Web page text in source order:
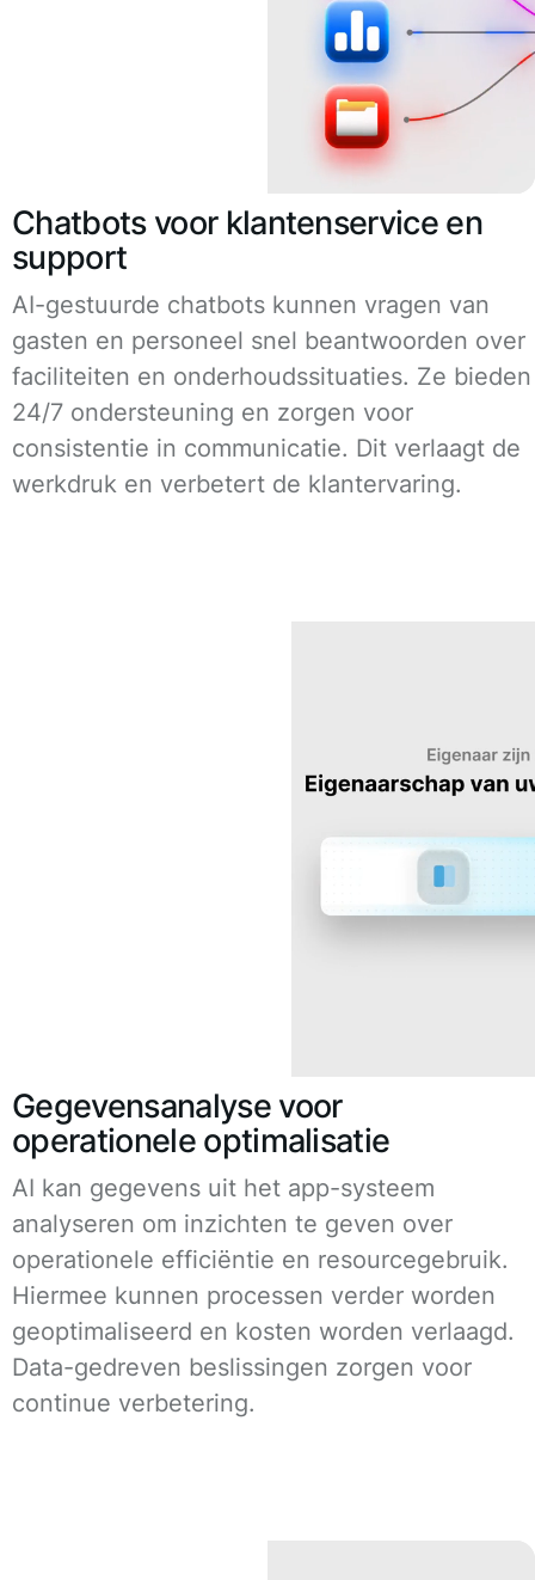
Chatbots voor klantenservice en
support
AI-gestuurde chatbots kunnen vragen van
gasten en personeel snel beantwoorden over
faciliteiten en onderhoudssituaties. Ze bieden
24/7 ondersteuning en zorgen voor
consistentie in communicatie. Dit verlaagt de
werkdruk en verbetert de klantervaring.
Gegevensanalyse voor
operationele optimalisatie
AI kan gegevens uit het app-systeem
analyseren om inzichten te geven over
operationele efficiëntie en resourcegebruik.
Hiermee kunnen processen verder worden
geoptimaliseerd en kosten worden verlaagd.
Data-gedreven beslissingen zorgen voor
continue verbetering.